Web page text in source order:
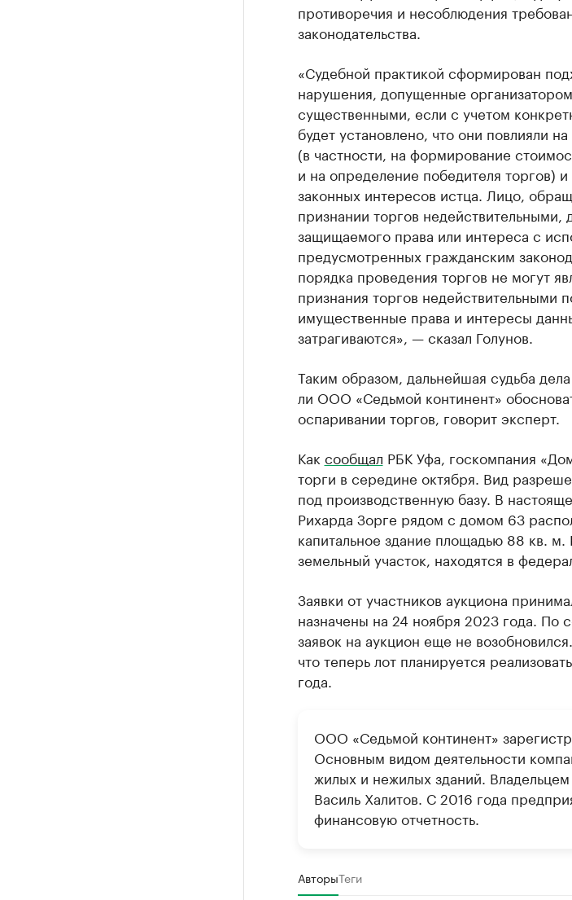
противоречия и несоблюдения
законодательства.
«Судебной практикой сформирован
нарушения, допущенные
существенными, если с учетом
будет установлено, что они повлияли
(в частности, на формирование
и на определение победителя торгов)
законных интересов истца. Лицо,
признании торгов недействительными,
защищаемого права или интереса с
предусмотренных гражданским
порядка проведения торгов не могут
признания торгов недействительными
имущественные права и интересы
затрагиваются», — сказал Голунов.
Таким образом, дальнейшая судьба
ли ООО «Седьмой континент»
оспаривании торгов, говорит эксперт.
Как сообщал РБК Уфа, госкомпания
торги в середине октября. Вид
под производственную базу. В
Рихарда Зорге рядом с домом 63
капитальное здание площадью 88 кв.
земельный участок, находятся в
Заявки от участников аукциона
назначены на 24 ноября 2023 года. По
заявок на аукцион еще не
что теперь лот планируется
года.
ООО «Седьмой континент»
Основным видом деятельности
жилых и нежилых зданий.
Василь Халитов. С 2016 года
финансовую отчетность.
АвторыТеги